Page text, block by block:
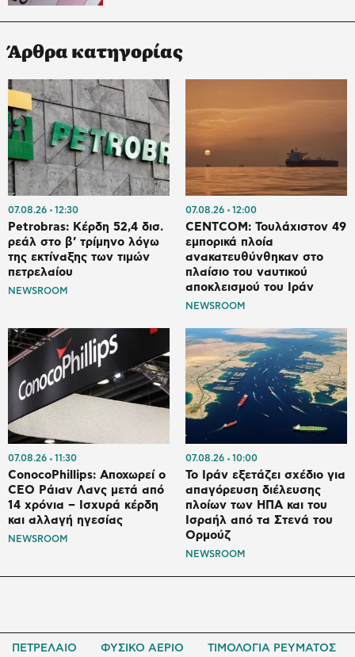
Άρθρα κατηγορίας
07.08.26 12:30
Petrobras: Κέρδη 52,4 δισ.
ρεάλ στο β’ τρίμηνο λόγω
της εκτίναξης των τιμών
πετρελαίου
NEWSROOM
07.08.26 12:00
CENTCOM: Τουλάχιστον 49
εμπορικά πλοία
ανακατευθύνθηκαν στο
πλαίσιο του ναυτικού
αποκλεισμού του Ιράν
NEWSROOM
07.08.26 11:30
ConocoPhillips: Αποχωρεί ο
CEO Ράιαν Λανς μετά από
14 χρόνια – Ισχυρά κέρδη
και αλλαγή ηγεσίας
NEWSROOM
07.08.26 10:00
Το Ιράν εξετάζει σχέδιο για
απαγόρευση διέλευσης
πλοίων των ΗΠΑ και του
Ισραήλ από τα Στενά του
Ορμούζ
NEWSROOM
ΠΕΤΡΕΛΑΙΟ ΦΥΣΙΚΟ ΑΕΡΙΟ ΤΙΜΟΛΟΓΙΑ ΡΕΥΜΑΤΟΣ